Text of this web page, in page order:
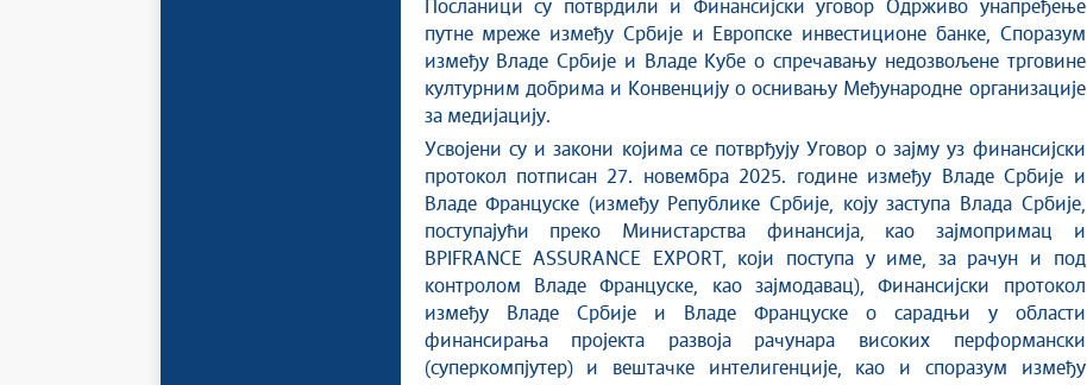
Посланици су потврдили и Финансијски уговор Одрживо унапређење
путне мреже између Србије и Европске инвестиционе банке, Споразум
између Владе Србије и Владе Кубе о спречавању недозвољене трговине
културним добрима и Конвенцију о оснивању Међународне организације
за медијацију.
Усвојени су и закони којима се потврђују Уговор о зајму уз финансијски
протокол потписан 27. новембра 2025. године између Владе Србије и
Владе Француске (између Републике Србије, коју заступа Влада Србије,
поступајући преко Министарства финансија, као зајмопримац и
BPIFRANCE ASSURANCE EXPORT, који поступа у име, за рачун и под
контролом Владе Француске, као зајмодавац), Финансијски протокол
између Владе Србије и Владе Француске о сарадњи у области
финансирања пројекта развоја рачунара високих перформански
(суперкомпјутер) и вештачке интелигенције, као и споразум између